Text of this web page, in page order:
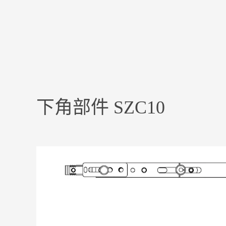
下角部件 SZC10